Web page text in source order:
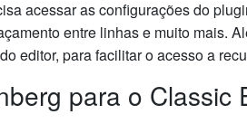
acessar as configurações do
entre linhas e muito mais.
editor, para facilitar o acesso a
para o Classic